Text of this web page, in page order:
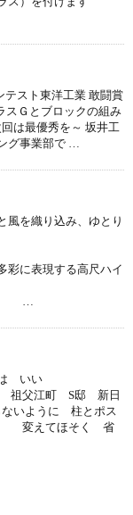
テスト東洋工業 敢闘賞
スＧとブロックの組み
は最優秀を～ 坂井工
グ事業部で …
み、ゆとり
現する高尺ハイ
い
町 S邸 新日
うに 柱とポス
えてほそく 省